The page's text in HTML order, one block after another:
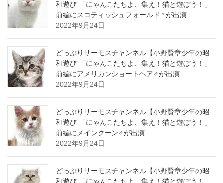
和遊び 「にゃんこたちよ、集え！猫と遊ぼう！」
前編にスコティッシュフォールド♀が出演
2022年9月24日
どっぷりサーモスチャンネル【小野賢章少年の昭
和遊び 「にゃんこたちよ、集え！猫と遊ぼう！」
前編にアメリカンショートヘア♂が出演
2022年9月24日
どっぷりサーモスチャンネル【小野賢章少年の昭
和遊び 「にゃんこたちよ、集え！猫と遊ぼう！」
前編にメインクーン♂が出演
2022年9月24日
どっぷりサーモスチャンネル【小野賢章少年の昭
和遊び 「にゃんこたちよ、集え！猫と遊ぼう！」